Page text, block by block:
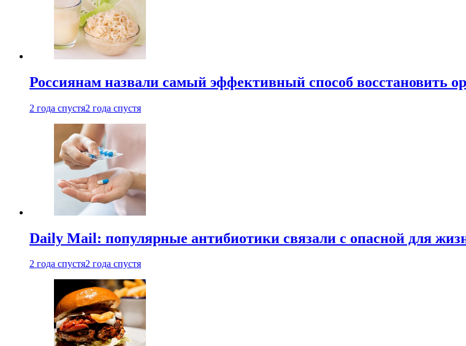
Россиянам назвали самый эффективный способ восстановить
2 года спустя2 года спустя
Daily Mail: популярные антибиотики связали с опасной для
2 года спустя2 года спустя